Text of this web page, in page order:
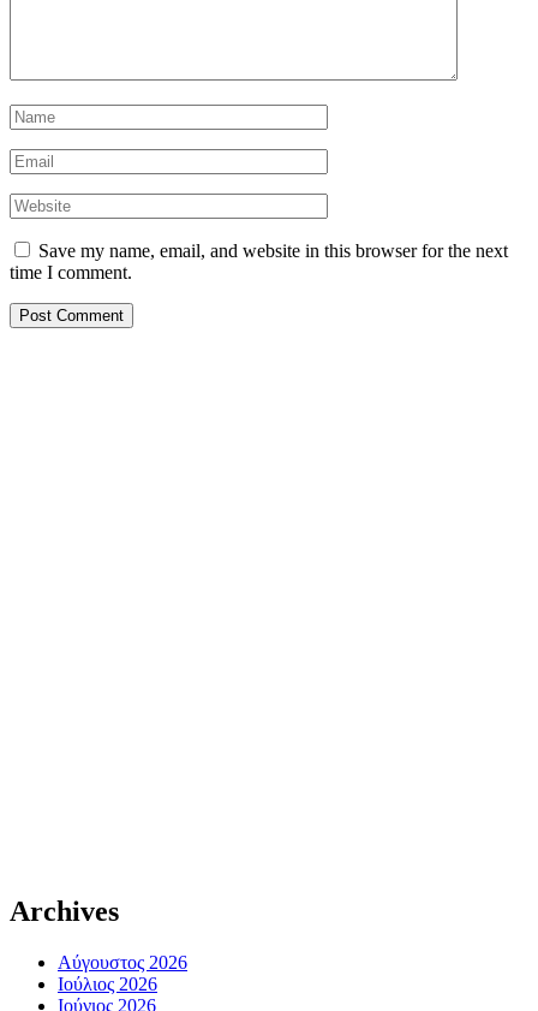
Save my name, email, and website in this browser for the next
time I comment.
Archives
Αύγουστος 2026
Ιούλιος 2026
Ιούνιος 2026